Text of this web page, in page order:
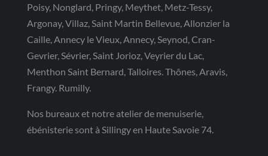
Poisy, Nonglard, Pringy, Meythet, Metz-Tessy,
Argonay, Villaz, Saint Martin Bellevue, Allonzier la
Caille, Annecy le Vieux, Annecy, Seynod, Cran-
Gevrier, Sévrier, Saint Jorioz, Veyrier du Lac,
Menthon Saint Bernard, Talloires. Thônes, Aravis,
Frangy. Rumilly.
Nos bureaux et notre atelier de menuiserie,
ébénisterie sont à Sillingy en Haute Savoie 74.